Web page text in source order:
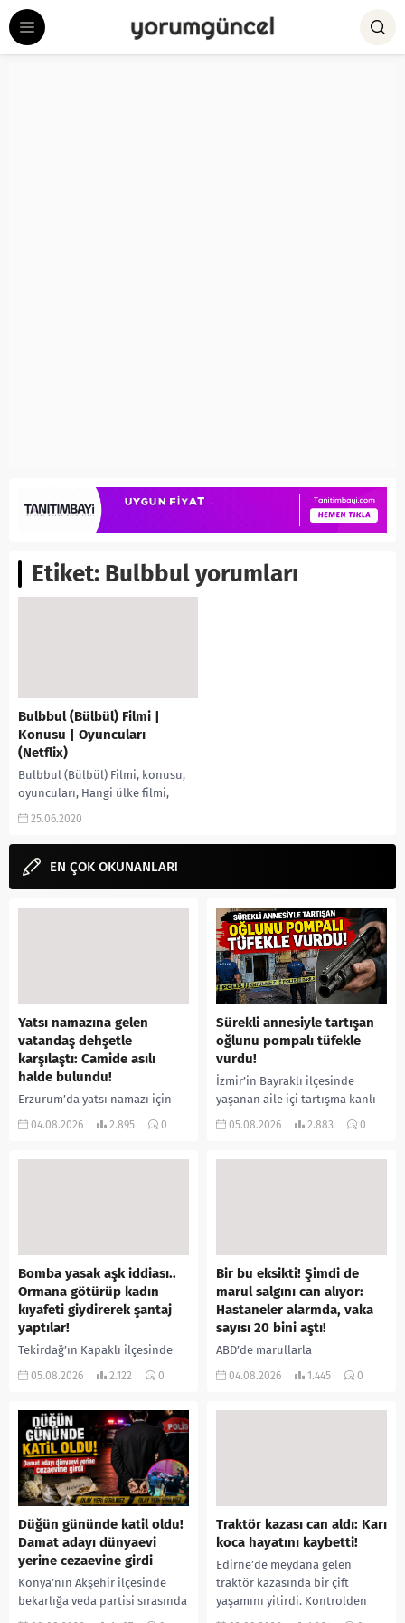
Etiket: Bulbbul yorumları
Bulbbul (Bülbül) Filmi |
Konusu | Oyuncuları
(Netflix)
Bulbbul (Bülbül) Filmi, konusu,
oyuncuları, Hangi ülke filmi,
Netflix filmleri, karakterleri, İMDb
Ekşi Sözlük, yorumları,...
25.06.2020
EN ÇOK OKUNANLAR!
Yatsı namazına gelen
vatandaş dehşetle
karşılaştı: Camide asılı
halde bulundu!
Erzurum’da yatsı namazı için
camiye gelen bir vatandaş,
04.08.2026 2.895 0
Sürekli annesiyle tartışan
oğlunu pompalı tüfekle
vurdu!
İzmir’in Bayraklı ilçesinde
yaşanan aile içi tartışma kanlı
bitti. İddiaya göre, uzun süredir
05.08.2026 2.883 0
Bomba yasak aşk iddiası..
Ormana götürüp kadın
kıyafeti giydirerek şantaj
yaptılar!
Tekirdağ’ın Kapaklı ilçesinde
bir kişiyi, arkadaşının eşiyle
kadın kıyafetleri giydirdiği,
özür videosu çektirip...
05.08.2026 2.122 0
Bir bu eksikti! Şimdi de
marul salgını can alıyor:
Hastaneler alarmda, vaka
sayısı 20 bini aştı!
ABD’de marullarla
ilişkilendirilen siklospora
04.08.2026 1.445 0
Düğün gününde katil oldu!
Damat adayı dünyaevi
yerine cezaevine girdi
Konya’nın Akşehir ilçesinde
bekarlığa veda partisi sırasında
çıkan kavgada bir kişi hayatını
Traktör kazası can aldı: Karı
koca hayatını kaybetti!
Edirne’de meydana gelen
traktör kazasında bir çift
yaşamını yitirdi. Kontrolden
çıkarak devrilen traktörün